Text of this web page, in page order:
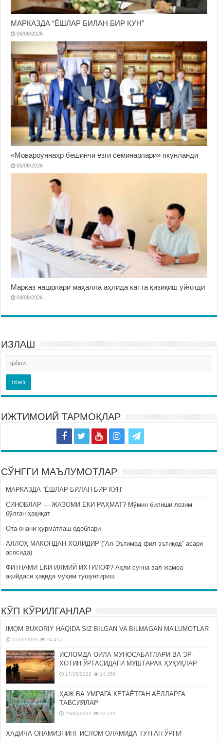
МАРКАЗДА “ЁШЛАР БИЛАН БИР КУН”
06/08/2026
«Мовароуннаҳр бешинчи ёзги семинарлари» якунланди
05/08/2026
Марказ нашрлари маҳалла аҳлида катта қизиқиш уйғотди
04/08/2026
ИЗЛАШ
ИЖТИМОИЙ ТАРМОҚЛАР
СЎНГГИ МАЪЛУМОТЛАР
МАРКАЗДА “ЁШЛАР БИЛАН БИР КУН”
СИНОВЛАР — ЖАЗОМИ ЁКИ РАҲМАТ? Мўмин билиши лозим
бўлган ҳақиқат
Ота-онани ҳурматлаш одоблари
АЛЛОҲ МАКОНДАН ХОЛИДИР (“Ал-Эътимод фил эътиқод” асари
асосида)
ФИТНАМИ ЁКИ ИЛМИЙ ИХТИЛОФ? Аҳли сунна вал жамоа
ақийдаси ҳақида муҳим тушунтириш
КЎП КЎРИЛГАНЛАР
IMOM BUXORIY HAQIDA SIZ BILGAN VA BILMAGAN MA’LUMOTLAR
15/09/2020 24,417
ИСЛОМДА ОИЛА МУНОСАБАТЛАРИ ВА ЭР-
ХОТИН ЎРТАСИДАГИ МУШТАРАК ҲУҚУҚЛАР
17/05/2022 14,056
ҲАЖ ВА УМРАГА КЕТАЁТГАН АЁЛЛАРГА
ТАВСИЯЛАР
29/06/2022 12,519
ХАДИЧА ОНАМИЗНИНГ ИСЛОМ ОЛАМИДА ТУТГАН ЎРНИ